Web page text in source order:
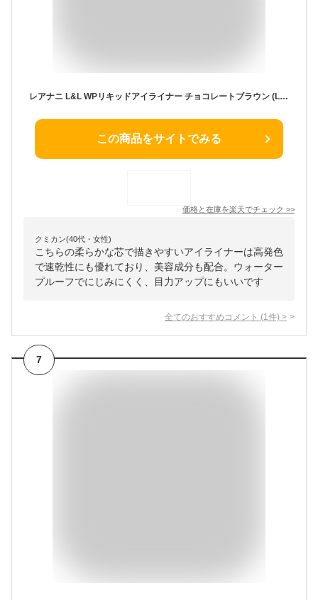
レアナニ L&L WPリキッドアイライナー チョコレートブラウン (Leanani 柔らかい芯 にじみにくい ウォータープルーフ 目力 アイライン アイメイク 高発色 速乾 美容成分配合)
この商品をサイトでみる
価格と在庫を楽天でチェック >>
クミカン(40代・女性)
こちらの柔らかな芯で描きやすいアイライナーは高発色
で速乾性にも優れており、美容成分も配合。ウォーター
プルーフでにじみにくく、目力アップにもいいです
全てのおすすめコメント (1 件) >
7